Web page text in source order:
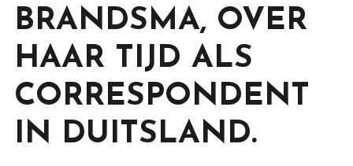
BRANDSMA, OVER
HAAR TIJD ALS
CORRESPONDENT
IN DUITSLAND.